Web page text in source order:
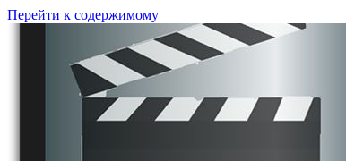
Перейти к содержимому